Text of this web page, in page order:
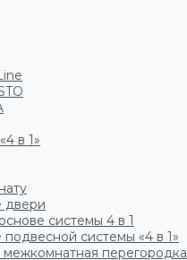
в 1»
двери
системы 4 в 1
системы «4 в 1»
перегородка